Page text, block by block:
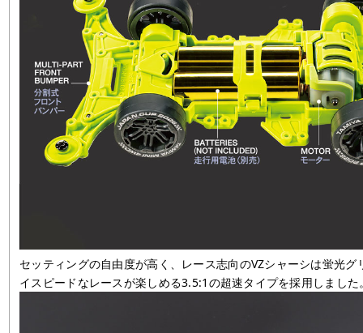
セッティングの自由度が高く、レース志向のVZシャーシは蛍光
イスピードなレースが楽しめる3.5:1の超速タイプを採用しました